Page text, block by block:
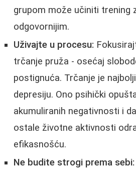
grupom može učiniti trening
odgovornijim.
Uživajte u procesu:
trčanje pruža - osećaj
postignuća. Trčanje je
depresiju. Ono psihički
akumuliranih negativnosti i
ostale životne aktivnosti
efikasnošću.
Ne budite strogi prema sebi: